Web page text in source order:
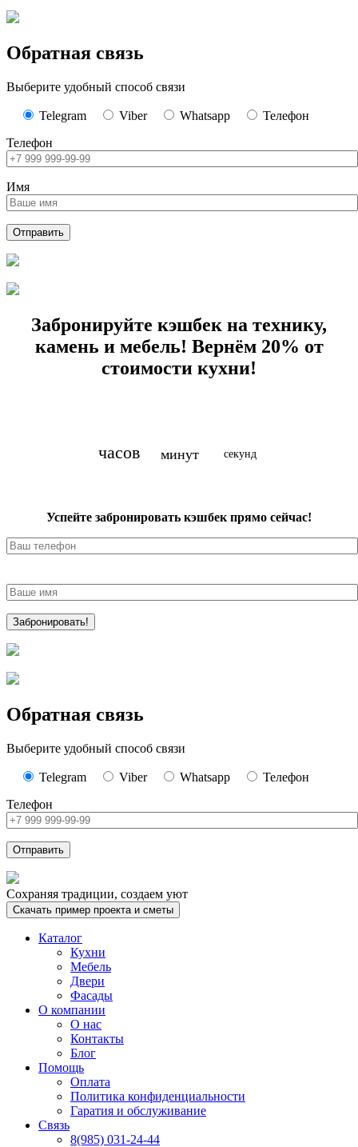
Обратная связь
Выберите удобный способ связи
Telegram Viber Whatsapp
Телефон
Телефон
Имя
Забронируйте кэшбек на технику,
камень и мебель! Вернём 20% от
стоимости кухни!
часов минут секунд
Успейте забронировать кэшбек прямо сейчас!
Обратная связь
Выберите удобный способ связи
Telegram Viber Whatsapp
Телефон
Телефон
Сохраняя традиции, создаем уют
Скачать пример проекта и сметы
Каталог
Кухни
Мебель
Двери
Фасады
О компании
О нас
Контакты
Блог
Помощь
Оплата
Политика конфиденциальности
Гаратия и обслуживание
Связь
8(985) 031-24-44